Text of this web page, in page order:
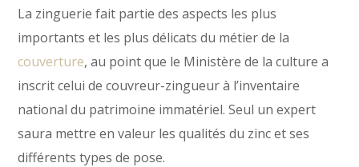
La zinguerie fait partie des aspects les plus
importants et les plus délicats du métier de la
couverture, au point que le Ministère de la culture a
inscrit celui de couvreur-zingueur à l’inventaire
national du patrimoine immatériel. Seul un expert
saura mettre en valeur les qualités du zinc et ses
différents types de pose.